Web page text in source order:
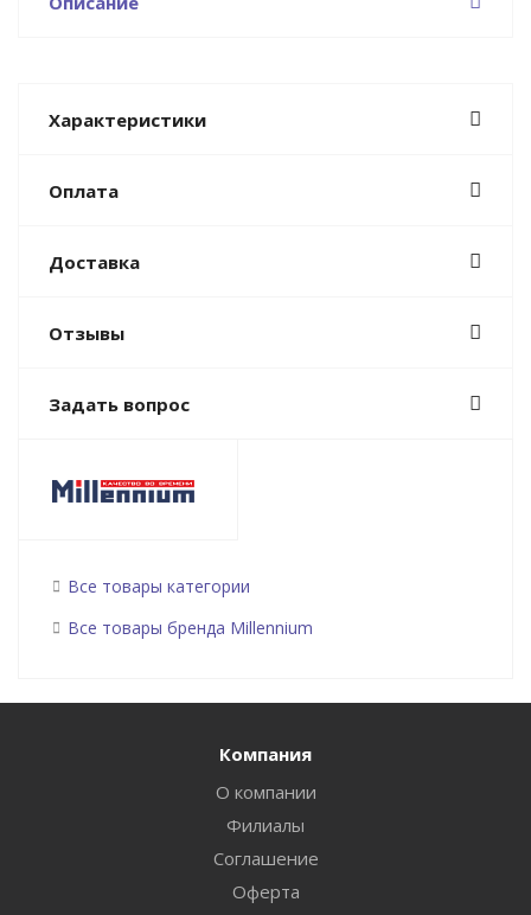
Характеристики
Оплата
Доставка
Отзывы
Задать вопрос
Все товары категории
Все товары бренда Millennium
Компания
О компании
Филиалы
Соглашение
Оферта